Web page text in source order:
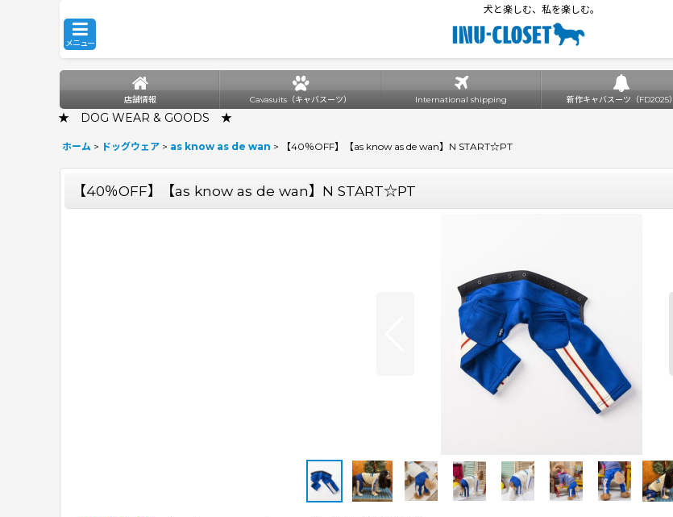
犬と楽しむ、私を楽しむ。
メニュー
店舗情報 Cavasuits（キャバスーツ） International shipping 新作キャバスーツ（FD2025）
★ DOG WEAR & GOODS ★
ホーム > ドッグウェア > as know as de wan > 【40％OFF】【as know as de wan】N START☆PT
【40％OFF】【as know as de wan】N START☆PT